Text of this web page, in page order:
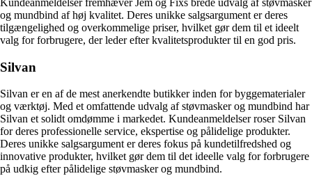
og mundbind af høj kvalitet. Deres unikke salgsargument er deres
tilgængelighed og overkommelige priser, hvilket gør dem til et ideelt
valg for forbrugere, der leder efter kvalitetsprodukter til en god pris.
Silvan
Silvan er en af de mest anerkendte butikker inden for byggematerialer
og værktøj. Med et omfattende udvalg af støvmasker og mundbind har
Silvan et solidt omdømme i markedet. Kundeanmeldelser roser Silvan
for deres professionelle service, ekspertise og pålidelige produkter.
Deres unikke salgsargument er deres fokus på kundetilfredshed og
innovative produkter, hvilket gør dem til det ideelle valg for forbrugere
på udkig efter pålidelige støvmasker og mundbind.